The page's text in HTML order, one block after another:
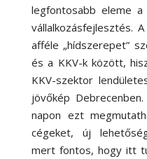
legfontosabb eleme
vállalkozásfejlesztés.
afféle „hídszerepet”
és a KKV-k között,
KKV-szektor
jövőkép
napon ezt
cégeket, új
mert fontos, hogy itt